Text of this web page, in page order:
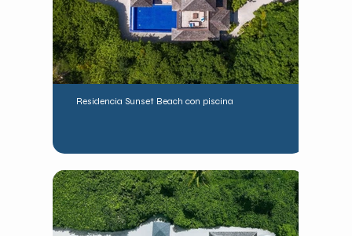
Residencia Sunset Beach con piscina